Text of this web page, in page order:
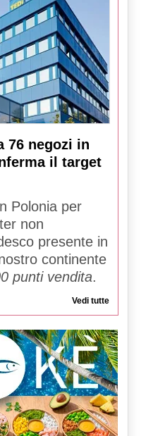
76 negozi in
il target
Polonia per
non
presente in
continente
punti vendita.
Vedi tutte